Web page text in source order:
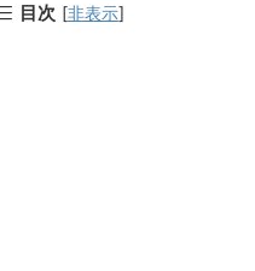
目次 [非表示]